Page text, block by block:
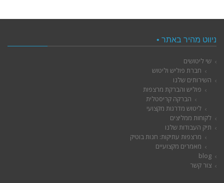
ניווט מהיר באתר •
שי ליטושים
חברת פוליש וליטוש
השירותים שלנו
פוליש והברקת מרצפות
הברקה קריסטלית
ליטוש מדרגות מקצועי
לקוחות ממליצים
תיק העבודות שלנו
מרצפות עתיקות: חנות בוטיק
מאמרים מקצועיים
blog
צור קשר